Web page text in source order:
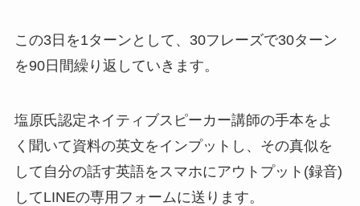
この3日を1ターンとして、30フレーズで30ターン
を90日間繰り返していきます。
塩原氏認定ネイティブスピーカー講師の手本をよ
く聞いて資料の英文をインプットし、その真似を
して自分の話す英語をスマホにアウトプット(録音)
してLINEの専用フォームに送ります。